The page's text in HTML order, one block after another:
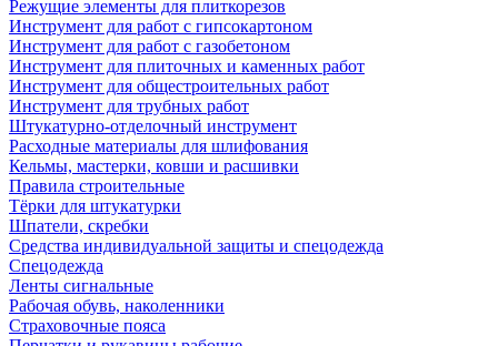
Режущие элементы для плиткорезов
Инструмент для работ с гипсокартоном
Инструмент для работ с газобетоном
Инструмент для плиточных и каменных работ
Инструмент для общестроительных работ
Инструмент для трубных работ
Штукатурно-отделочный инструмент
Расходные материалы для шлифования
Кельмы, мастерки, ковши и расшивки
Правила строительные
Тёрки для штукатурки
Шпатели, скребки
Средства индивидуальной защиты и спецодежда
Спецодежда
Ленты сигнальные
Рабочая обувь, наколенники
Страховочные пояса